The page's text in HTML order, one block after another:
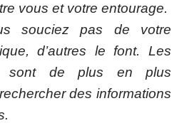
vous et votre entourage.
souciez pas de votre
d’autres le font. Les
sont de plus en plus
des informations